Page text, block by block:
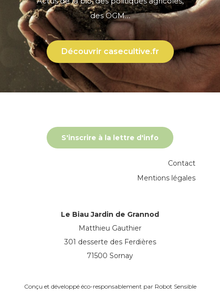
des OGM…
Découvrir casecultive.fr
Le Biau Jardin de Grannod
Matthieu Gauthier
301 desserte des Ferdières
71500 Sornay
S'inscrire à la lettre d'info
Contact
Mentions légales
Conçu et développé éco-responsablement par Robot Sensible